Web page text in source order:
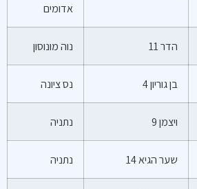
אדומים
הדר 11 נוה מונוסון
בן גוריון 4 נס ציונה
ויצמן 9 נתניה
שער הגיא 14 נתניה